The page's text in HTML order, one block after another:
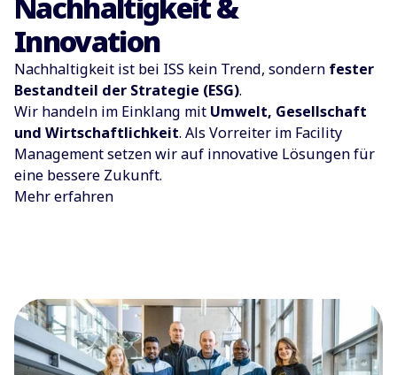
Innovation
Nachhaltigkeit ist bei ISS kein Trend, sondern fester
Bestandteil der Strategie (ESG).
Wir handeln im Einklang mit Umwelt, Gesellschaft
und Wirtschaftlichkeit. Als Vorreiter im Facility
Management setzen wir auf innovative Lösungen für
eine bessere Zukunft.
Mehr erfahren